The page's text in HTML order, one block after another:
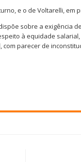
e o de Voltarelli, em
sobre a exigência
à equidade
com parecer de